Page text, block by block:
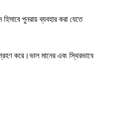
পুনরায় ব্যবহার করা যেতে
করে।ভাল মানের এবং স্থিরভাবে